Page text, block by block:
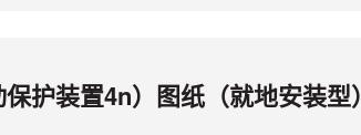
护装置4n）图纸（就地安装型）